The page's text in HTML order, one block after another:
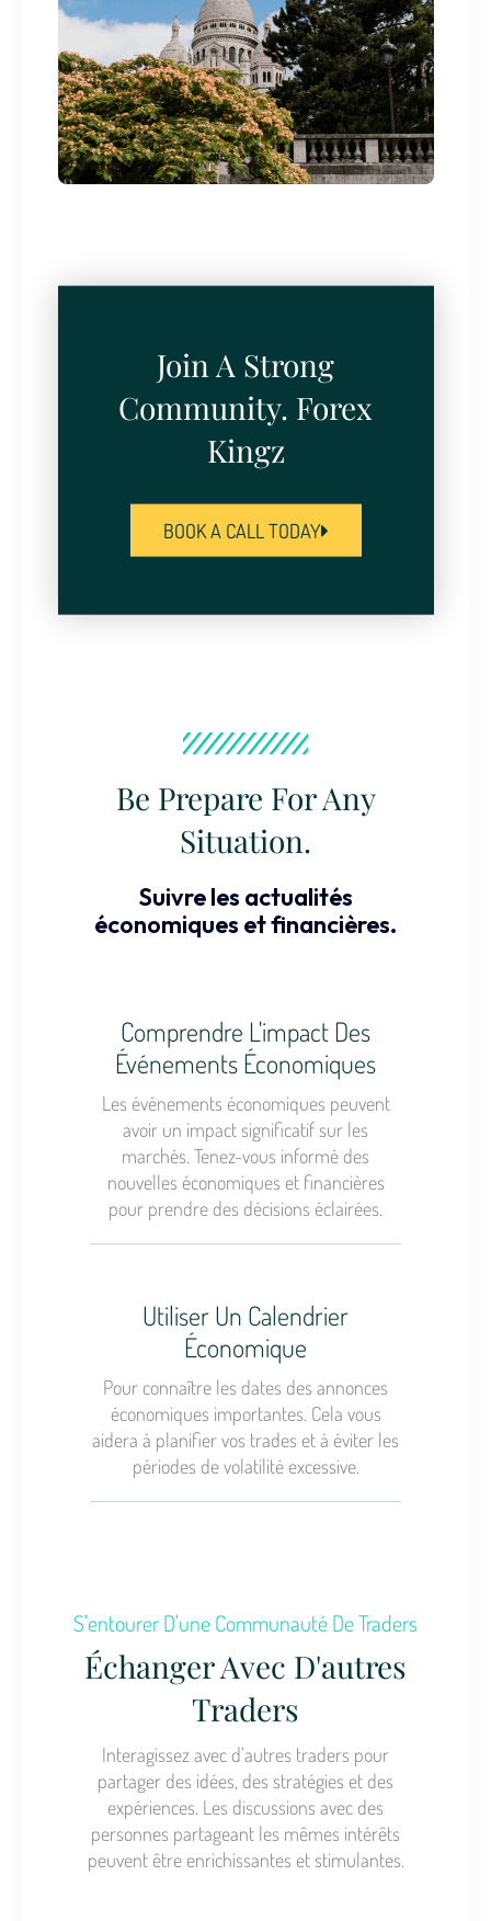
Join A Strong
Community. Forex
Kingz
BOOK A CALL TODAY
Be Prepare For Any
Situation.
Suivre les actualités
économiques et financières.
Comprendre L'impact Des
Événements Économiques
Les événements économiques peuvent
avoir un impact significatif sur les
marchés. Tenez-vous informé des
nouvelles économiques et financières
pour prendre des décisions éclairées.
Utiliser Un Calendrier
Économique
Pour connaître les dates des annonces
économiques importantes. Cela vous
aidera à planifier vos trades et à éviter les
périodes de volatilité excessive.
S'entourer D'une Communauté De Traders
Échanger Avec D'autres
Traders
Interagissez avec d’autres traders pour
partager des idées, des stratégies et des
expériences. Les discussions avec des
personnes partageant les mêmes intérêts
peuvent être enrichissantes et stimulantes.